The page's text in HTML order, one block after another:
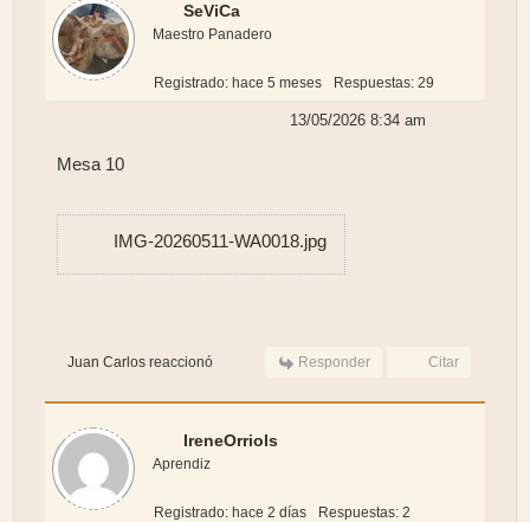
SeViCa
Maestro Panadero
Registrado: hace 5 meses Respuestas: 29
13/05/2026 8:34 am
Mesa 10
IMG-20260511-WA0018.jpg
Juan Carlos reaccionó Responder Citar
IreneOrriols
Aprendiz
Registrado: hace 2 días Respuestas: 2